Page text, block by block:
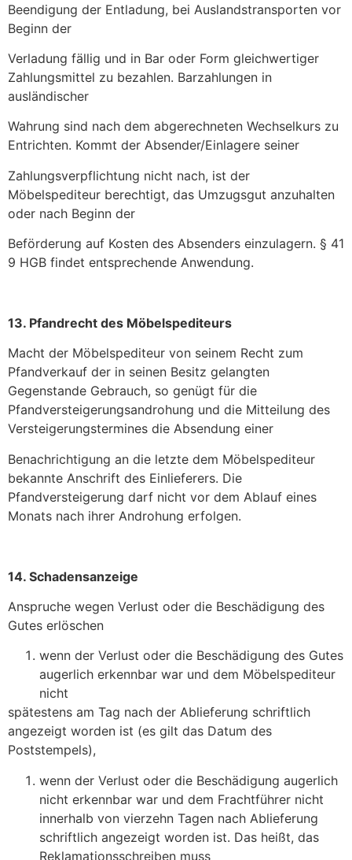
Beendigung der Entladung, bei Auslandstransporten vor
Beginn der
Verladung fällig und in Bar oder Form gleichwertiger
Zahlungsmittel zu bezahlen. Barzahlungen in
ausländischer
Wahrung sind nach dem abgerechneten Wechselkurs zu
Entrichten. Kommt der Absender/Einlagere seiner
Zahlungsverpflichtung nicht nach, ist der
Möbelspediteur berechtigt, das Umzugsgut anzuhalten
oder nach Beginn der
Beförderung auf Kosten des Absenders einzulagern. § 41
9 HGB findet entsprechende Anwendung.
13. Pfandrecht des Möbelspediteurs
Macht der Möbelspediteur von seinem Recht zum
Pfandverkauf der in seinen Besitz gelangten
Gegenstande Gebrauch, so genügt für die
Pfandversteigerungsandrohung und die Mitteilung des
Versteigerungstermines die Absendung einer
Benachrichtigung an die letzte dem Möbelspediteur
bekannte Anschrift des Einlieferers. Die
Pfandversteigerung darf nicht vor dem Ablauf eines
Monats nach ihrer Androhung erfolgen.
14. Schadensanzeige
Anspruche wegen Verlust oder die Beschädigung des
Gutes erlöschen
wenn der Verlust oder die Beschädigung des Gutes
augerlich erkennbar war und dem Möbelspediteur
nicht
spätestens am Tag nach der Ablieferung schriftlich
angezeigt worden ist (es gilt das Datum des
Poststempels),
wenn der Verlust oder die Beschädigung augerlich
nicht erkennbar war und dem Frachtführer nicht
innerhalb von vierzehn Tagen nach Ablieferung
schriftlich angezeigt worden ist. Das heißt, das
Reklamationsschreiben muss